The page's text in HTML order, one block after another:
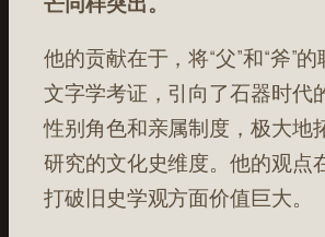
他的贡献在于，将“父”和“斧”
文字学考证，引向了石器时代
性别角色和亲属制度，极大地
研究的文化史维度。他的观点
打破旧史学观方面价值巨大。